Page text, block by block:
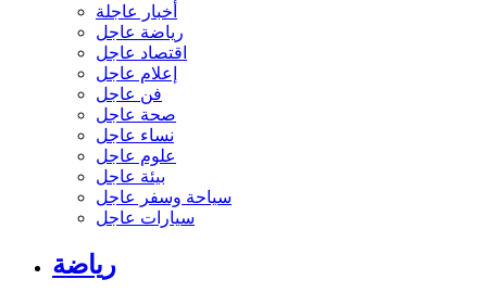
أخبار عاجلة
رياضة عاجل
اقتصاد عاجل
إعلام عاجل
فن عاجل
صحة عاجل
نساء عاجل
علوم عاجل
بيئة عاجل
سياحة وسفر عاجل
سيارات عاجل
رياضة